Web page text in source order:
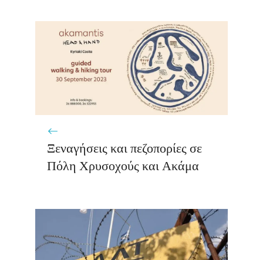
Ξεναγήσεις και πεζοπορίες σε
Πόλη Χρυσοχούς και Ακάμα